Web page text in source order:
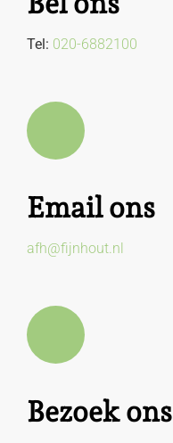
Tel: 020-6882100
Email ons
afh@fijnhout.nl
Bezoek ons